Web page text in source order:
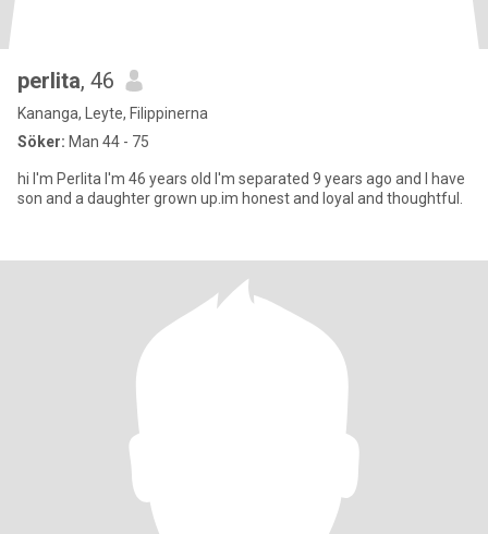
perlita, 46
Kananga, Leyte, Filippinerna
Söker: Man 44 - 75
hi I'm Perlita I'm 46 years old I'm separated 9 years ago and I have
son and a daughter grown up.im honest and loyal and thoughtful.